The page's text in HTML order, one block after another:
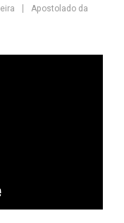
Apostolado da